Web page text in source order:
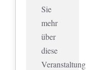
Sie
mehr
über
diese
Veranstaltung